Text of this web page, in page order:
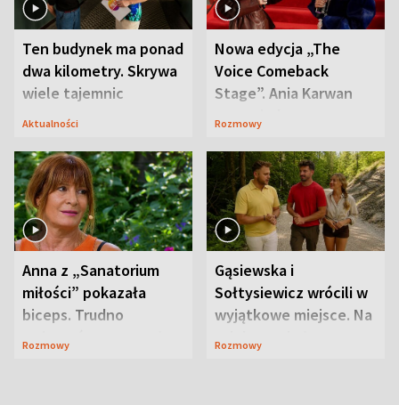
Ten budynek ma ponad
dwa kilometry. Skrywa
wiele tajemnic
Aktualności
Nowa edycja „The
Voice Comeback
Stage”. Ania Karwan
zapowiada
Rozmowy
Anna z „Sanatorium
miłości” pokazała
biceps. Trudno
uwierzyć, co przeszła
Rozmowy
Gąsiewska i
Sołtysiewicz wrócili w
wyjątkowe miejsce. Na
szlaku czekał
Rozmowy